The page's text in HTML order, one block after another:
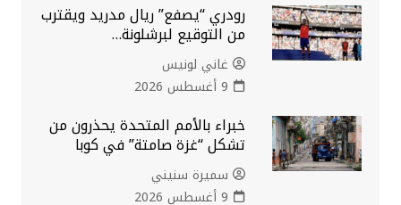
رودري “يصفع” ريال مدريد ويقترب
من التوقيع لبرشلونة…
غاني لونيس
9 أغسطس 2026
خبراء بالأمم المتحدة يحذرون من
تشكل “غزة صامتة” في كوبا
سميرة سنيني
9 أغسطس 2026